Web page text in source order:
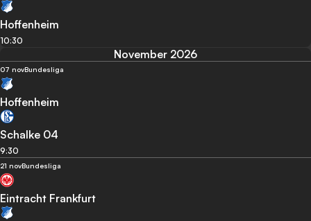
Hoffenheim
10:30
November 2026
07 novBundesliga
Hoffenheim
Schalke 04
9:30
21 novBundesliga
Eintracht Frankfurt